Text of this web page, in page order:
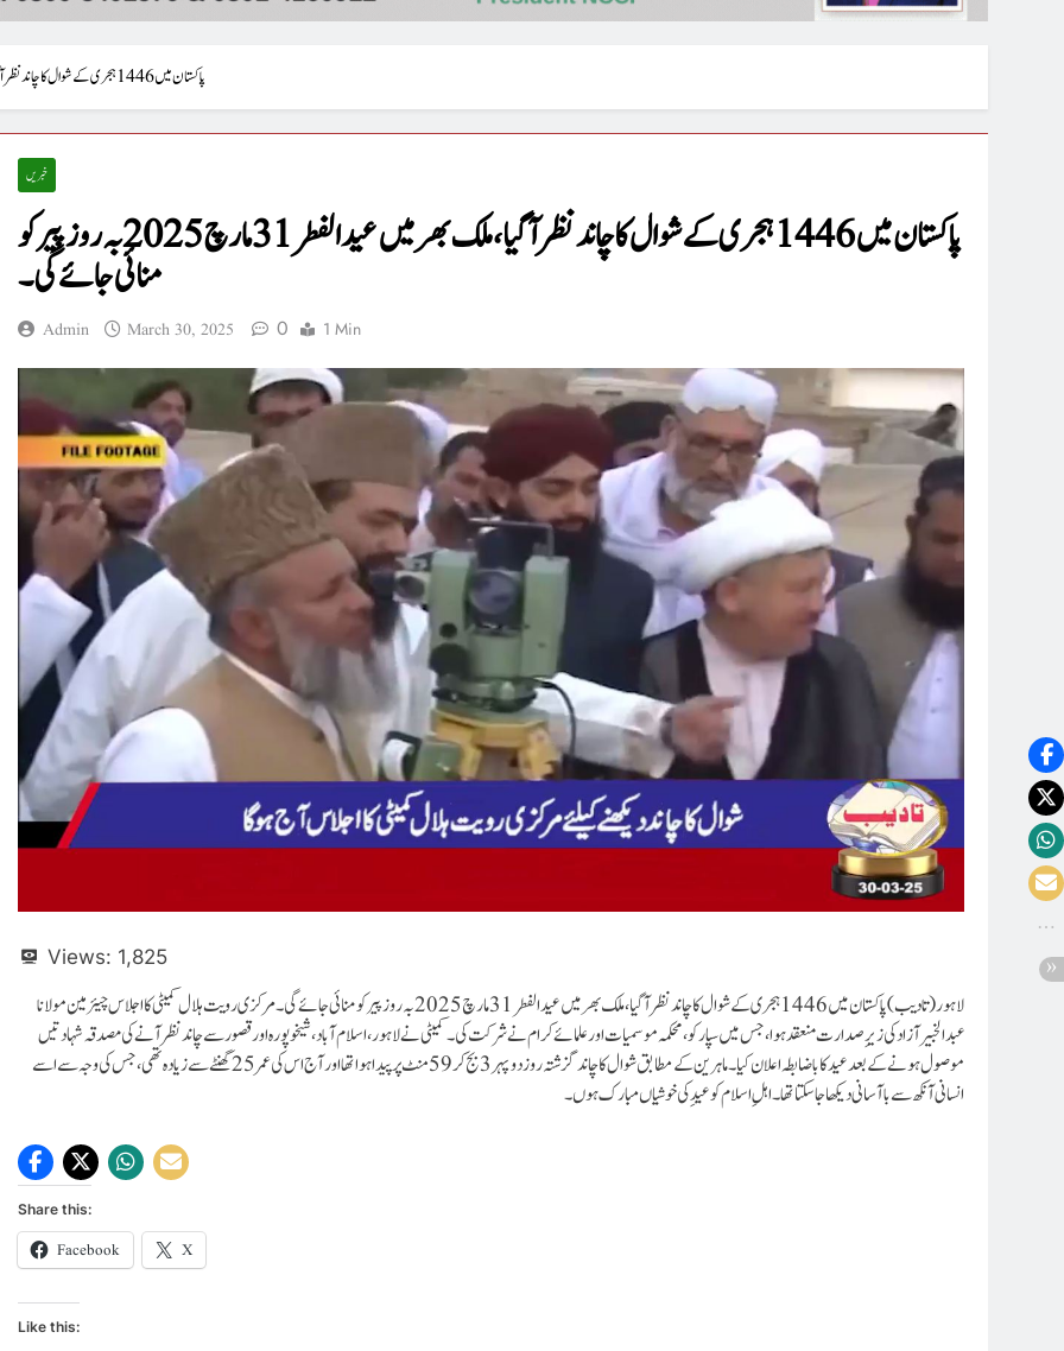
پاکستان میں 1446 ہجری کے شوال کا چاند نظر آ گیا، ملک بھر میں عیدالفطر 31 مارچ 2025 بہ روز پیر کو منائی جائے گی۔
خبریں
پاکستان میں 1446 ہجری کے شوال کا چاند نظر آ گیا، ملک بھر میں عیدالفطر 31 مارچ 2025 بہ روز پیر کو
منائی جائے گی۔
Admin March 30, 2025 0 1 Min
Views: 1,825
لاہور (تادیب ) پاکستان میں 1446 ہجری کے شوال کا چاند نظر آ گیا، ملک بھر میں عیدالفطر 31 مارچ2025 بہ روز پیر کو منائی جائے گی۔ مرکزی رویت ہلال کمیٹی کا اجلاس چیئرمین مولانا
عبدالخبیر آزاد کی زیرِ صدارت منعقد ہوا، جس میں سپارکو، محکمہ موسمیات اور علمائے کرام نے شرکت کی۔ کمیٹی نے لاہور، اسلام آباد، شیخوپورہ اور قصور سے چاند نظر آنے کی مصدقہ شہادتیں
موصول ہونے کے بعد عید کا باضابطہ اعلان کیا۔ماہرین کے مطابق شوال کا چاند گزشتہ روز دوپہر 3 بج کر 59 منٹ پر پیدا ہوا تھا اور آج اس کی عمر 25 گھنٹے سے زیادہ تھی، جس کی وجہ سے اسے
انسانی آنکھ سے باآسانی دیکھا جا سکتا تھا۔اہلِ اسلام کو عیدِ کی خوشیاں مبارک ہوں۔
Share this:
Facebook X
Like this: